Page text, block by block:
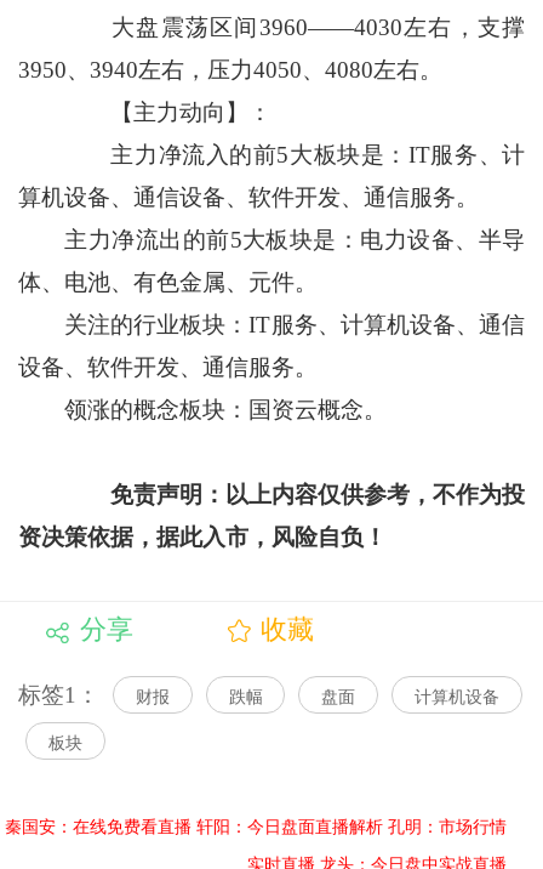
大盘震荡区间3960——4030左右，支撑
3950、3940左右，压力4050、4080左右。
【主力动向】：
主力净流入的前5大板块是：IT服务、计
算机设备、通信设备、软件开发、通信服务。
主力净流出的前5大板块是：电力设备、半导
体、电池、有色金属、元件。
关注的行业板块：IT服务、计算机设备、通信
设备、软件开发、通信服务。
领涨的概念板块：国资云概念。
免责声明：以上内容仅供参考，不作为投
资决策依据，据此入市，风险自负！
分享 收藏
标签1： 财报 跌幅 盘面 计算机设备
板块
秦国安：在线免费看直播 轩阳：今日盘面直播解析 孔明：市场行情
实时直播 龙头：今日盘中实战直播